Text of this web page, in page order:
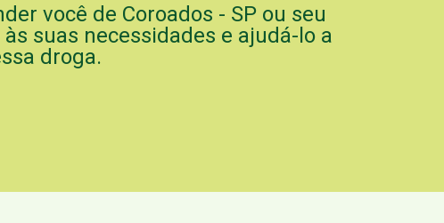
você de Coroados - SP ou seu
suas necessidades e ajudá-lo a
droga.